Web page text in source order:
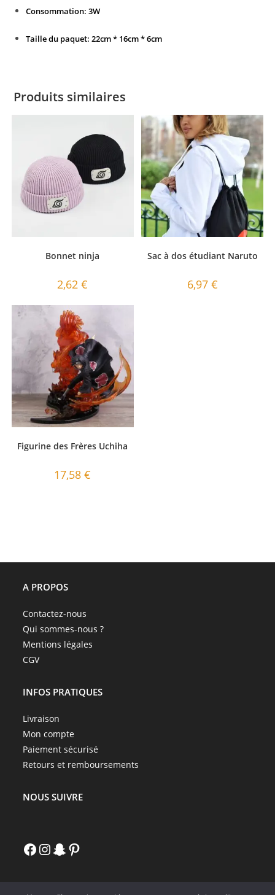
Consommation: 3W
Taille du paquet: 22cm * 16cm * 6cm
Produits similaires
Bonnet ninja
2,62€
Sac à dos étudiant Naruto
6,97 €
Figurine des Frères Uchiha
17,58€
A PROPOS
Contactez-nous
Qui sommes-nous ?
Mentions légales
CGV
INFOS PRATIQUES
Livraison
Mon compte
Paiement sécurisé
Retours et remboursements
NOUS SUIVRE